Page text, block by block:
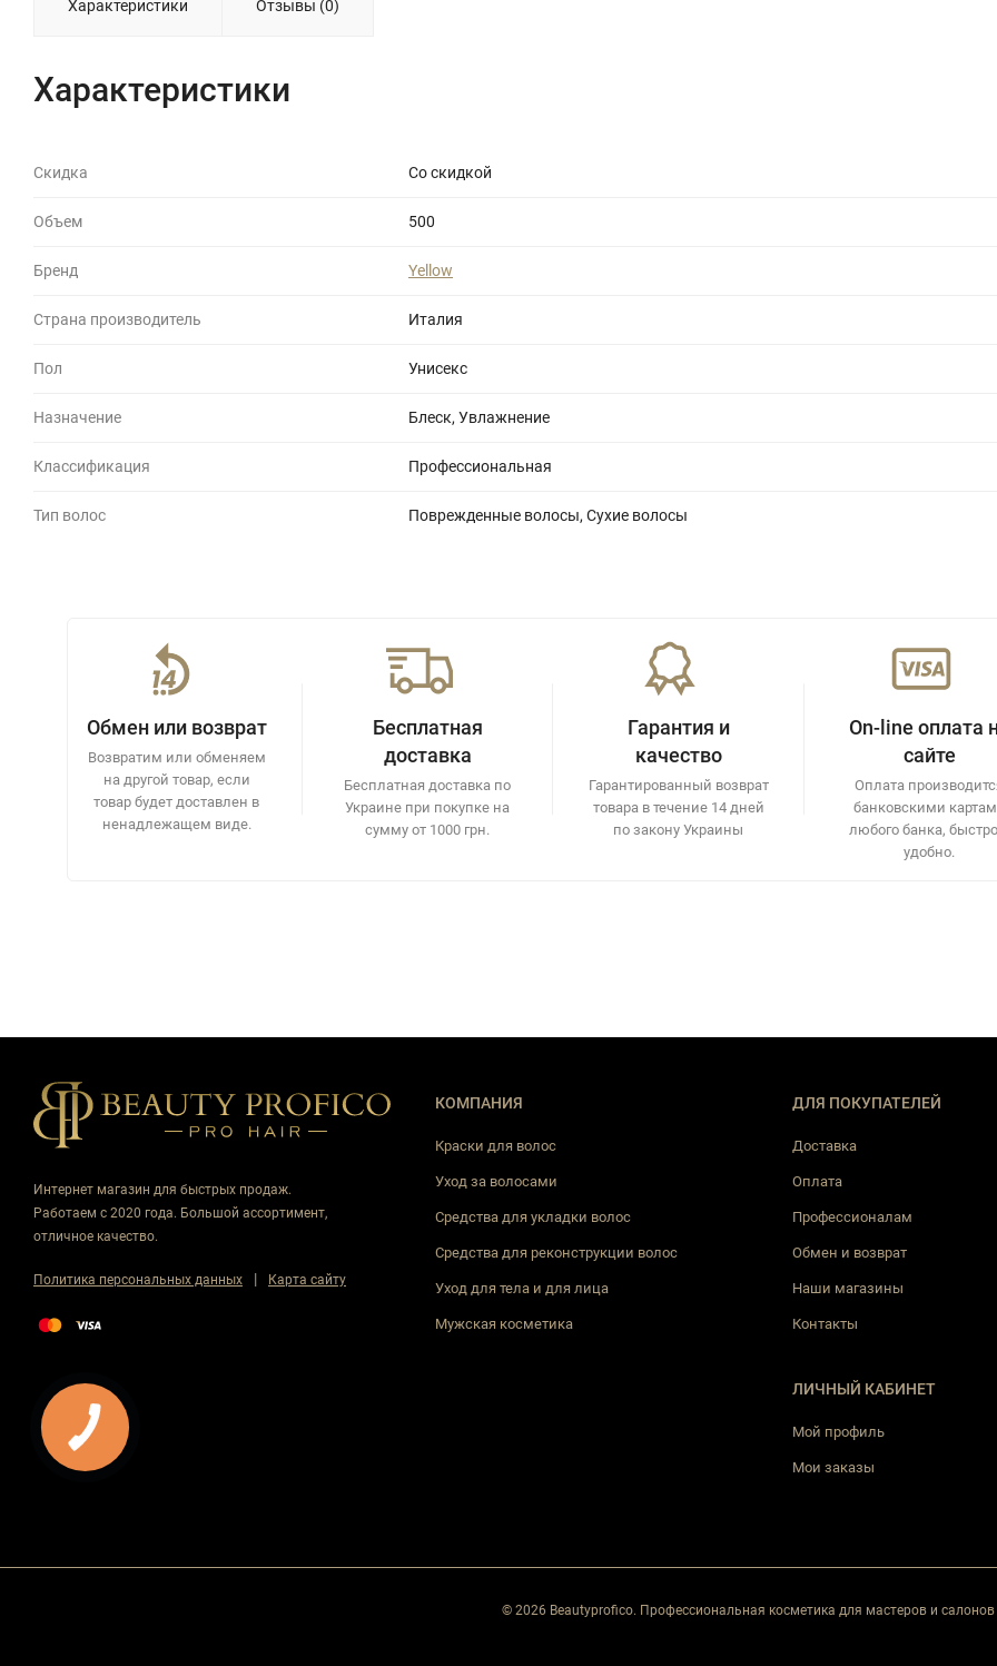
Характеристики Отзывы (0)
Характеристики
Скидка Со скидкой
Объем 500
Бренд Yellow
Страна производитель Италия
Пол Унисекс
Назначение Блеск, Увлажнение
Классификация Профессиональная
Тип волос Поврежденные волосы, Сухие волосы
Обмен или возврат
Возвратим или обменяем
на другой товар, если
товар будет доставлен в
ненадлежащем виде.
Бесплатная
доставка
Бесплатная доставка по
Украине при покупке на
сумму от 1000 грн.
Гарантия и
качество
Гарантированный возврат
товара в течение 14 дней
по закону Украины
On-line оплата
сайте
Оплата
банковскими
любого банка,
удобно.
Интернет магазин для быстрых продаж.
Работаем с 2020 года. Большой ассортимент,
отличное качество.
Политика персональных данных | Карта сайту
КОМПАНИЯ
Краски для волос
Уход за волосами
Средства для укладки волос
Средства для реконструкции волос
Уход для тела и для лица
Мужская косметика
ДЛЯ ПОКУПАТЕЛЕЙ
Доставка
Оплата
Профессионалам
Обмен и возврат
Наши магазины
Контакты
ЛИЧНЫЙ КАБИНЕТ
Мой профиль
Мои заказы
© 2026 Beautyprofico. Профессиональная косметика для мастеров и салонов